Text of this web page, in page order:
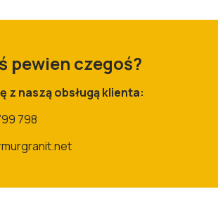
pewien czegoś?
z naszą obsługą klienta:
798